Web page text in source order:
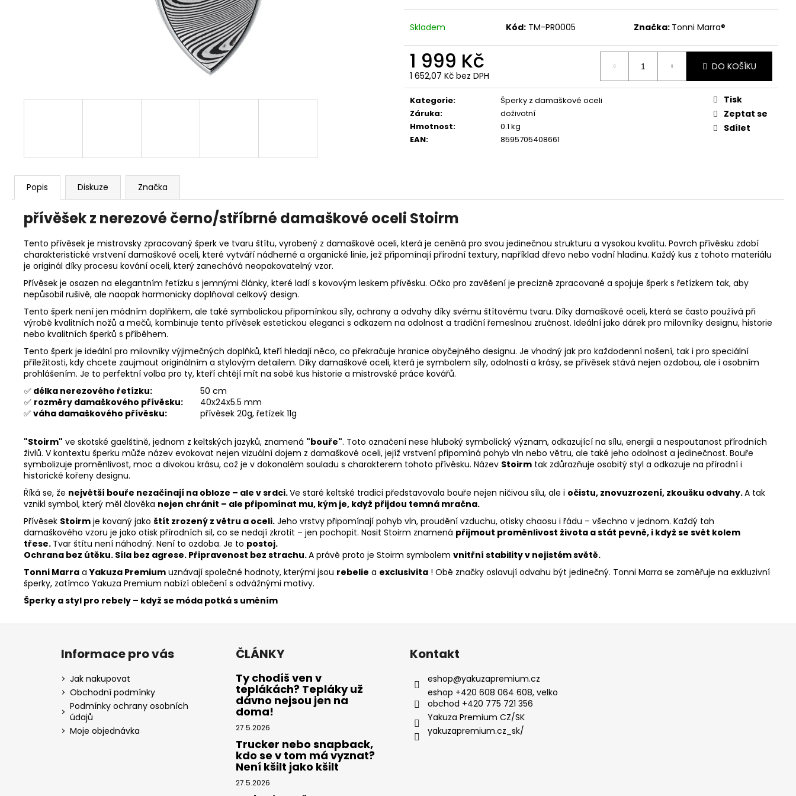
Skladem Kód: TM-PR0005 Značka: Tonni Marra®
1 999 Kč
1 652,07 Kč bez DPH
Měrná
cena:
DO KOŠÍKU
Kategorie:
Šperky z damaškové oceli
Záruka:
doživotní
Hmotnost:
0.1 kg
EAN: 8595705408661
Tisk
Zeptat se
Sdílet
Popis Diskuze Značka
přívěšek z nerezové černo/stříbrné damaškové oceli Stoirm
Tento přívěsek je mistrovsky zpracovaný šperk ve tvaru štítu, vyrobený z damaškové oceli, která je ceněná pro svou jedinečnou strukturu a vysokou kvalitu. Povrch přívěsku zdobí
charakteristické vrstvení damaškové oceli, které vytváří nádherné a organické linie, jež připomínají přírodní textury, například dřevo nebo vodní hladinu. Každý kus z tohoto materiálu
je originál díky procesu kování oceli, který zanechává neopakovatelný vzor.
Přívěsek je osazen na elegantním řetízku s jemnými články, které ladí s kovovým leskem přívěsku. Očko pro zavěšení je precizně zpracované a spojuje šperk s řetízkem tak, aby
nepůsobil rušivě, ale naopak harmonicky doplňoval celkový design.
Tento šperk není jen módním doplňkem, ale také symbolickou připomínkou síly, ochrany a odvahy díky svému štítovému tvaru. Díky damaškové oceli, která se často používá při
výrobě kvalitních nožů a mečů, kombinuje tento přívěsek estetickou eleganci s odkazem na odolnost a tradiční řemeslnou zručnost. Ideální jako dárek pro milovníky designu, historie
nebo kvalitních šperků s příběhem.
Tento šperk je ideální pro milovníky výjimečných doplňků, kteří hledají něco, co překračuje hranice obyčejného designu. Je vhodný jak pro každodenní nošení, tak i pro speciální
příležitosti, kdy chcete zaujmout originálním a stylovým detailem. Díky damaškové oceli, která je symbolem síly, odolnosti a krásy, se přívěsek stává nejen ozdobou, ale i osobním
prohlášením. Je to perfektní volba pro ty, kteří chtějí mít na sobě kus historie a mistrovské práce kovářů.
✅ délka nerezového řetízku:
50 cm
✅ rozměry damaškového přívěsku:
40x24x5.5 mm
✅ váha damaškového přívěsku: přívěsek 20g, řetízek 11g
"Stoirm" ve skotské gaelštině, jednom z keltských jazyků, znamená "bouře". Toto označení nese hluboký symbolický význam, odkazující na sílu, energii a nespoutanost přírodních
živlů. V kontextu šperku může název evokovat nejen vizuální dojem z damaškové oceli, jejíž vrstvení připomíná pohyb vln nebo větru, ale také jeho odolnost a jedinečnost. Bouře
symbolizuje proměnlivost, moc a divokou krásu, což je v dokonalém souladu s charakterem tohoto přívěsku. Název Stoirm tak zdůrazňuje osobitý styl a odkazuje na přírodní i
historické kořeny designu.
Říká se, že největší bouře nezačínají na obloze – ale v srdci.Ve staré keltské tradici představovala bouře nejen ničivou sílu, ale i očistu, znovuzrození, zkoušku odvahy.A tak
vznikl symbol, který měl člověka nejen chránit – ale připomínat mu, kým je, když přijdou temná mračna.
Přívěsek Stoirm je kovaný jako štít zrozený z větru a oceli. Jeho vrstvy připomínají pohyb vln, proudění vzduchu, otisky chaosu i řádu – všechno v jednom. Každý tah
damaškového vzoru je jako otisk přírodních sil, co se nedají zkrotit – jen pochopit. Nosit Stoirm znamená přijmout proměnlivost života a stát pevně, i když se svět kolem
třese. Tvar štítu není náhodný. Není to ozdoba. Je to postoj.
Ochrana bez útěku. Síla bez agrese. Připravenost bez strachu.A právě proto je Stoirm symbolem vnitřní stability v nejistém světě.
Tonni Marra aYakuza Premium uznávají společné hodnoty, kterými jsou rebelie a exclusivita ! Obě značky oslavují odvahu být jedinečný. Tonni Marra se zaměřuje na exkluzivní
šperky, zatímco Yakuza Premium nabízí oblečení s odvážnými motivy.
Šperky a styl pro rebely – když se móda potká s uměním
Z
Informace pro vás
Jak nakupovat
Obchodní podmínky
Podmínky ochrany osobních
údajů
Moje objednávka
ČLÁNKY
Ty chodíš ven v
teplákách? Tepláky už
dávno nejsou jen na
doma!
27.5.2026
Trucker nebo snapback,
kdo se v tom má vyznat?
Není kšilt jako kšilt
27.5.2026
Kontakt
eshop@yakuzapremium.cz
eshop +420 608 064 608, velko
obchod +420 775 721 356
Yakuza Premium CZ/SK
yakuzapremium.cz_sk/